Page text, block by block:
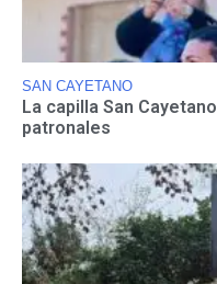
SAN CAYETANO
La capilla San
patronales